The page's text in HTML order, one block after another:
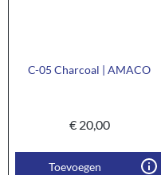
C-05 Charcoal | AMACO
€20,00
Toevoegen